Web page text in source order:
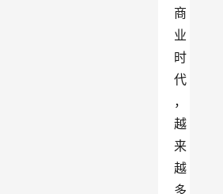
商
业
时
代
，
越
来
越
多